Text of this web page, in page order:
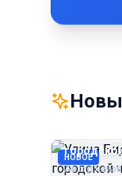
НОВОЕ
Улица
Автор